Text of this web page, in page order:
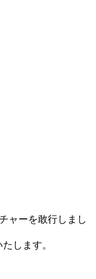
ャーを敢行しまし
します。